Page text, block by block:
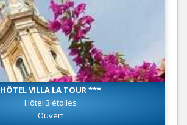
HÔTEL VILLA LA TOUR ***
Hôtel 3 étoiles
Ouvert